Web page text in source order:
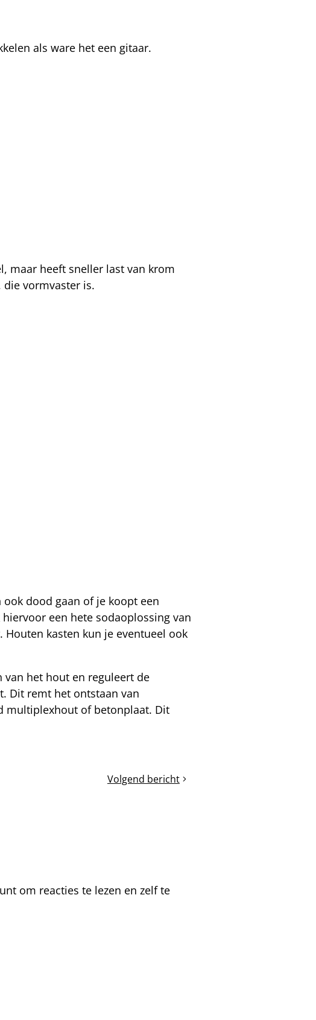
als ware het een gitaar.
maar heeft sneller last van krom
die vormvaster is.
dood gaan of je koopt een
een hete sodaoplossing van
kasten kun je eventueel ook
het hout en reguleert de
Dit remt het ontstaan van
multiplexhout of betonplaat. Dit
Volgend bericht
De
om reacties te lezen en zelf te